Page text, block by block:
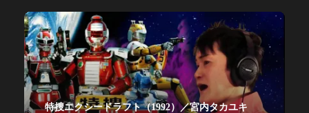
特捜エクシードラフト（1992）／宮内タカユキ